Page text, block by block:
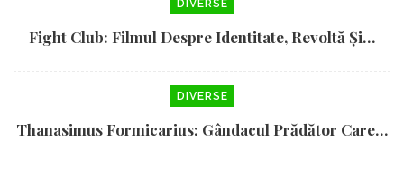
DIVERSE
Fight Club: Filmul Despre Identitate, Revoltă Și…
DIVERSE
Thanasimus Formicarius: Gândacul Prădător Care…